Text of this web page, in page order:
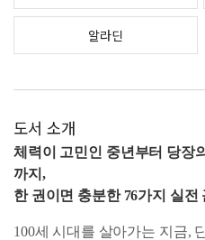
알라딘
도서 소개
체력이 고민인 중년부터 당장
까지,
한 권이면 충분한 76가지 실전
100세 시대를 살아가는 지금,